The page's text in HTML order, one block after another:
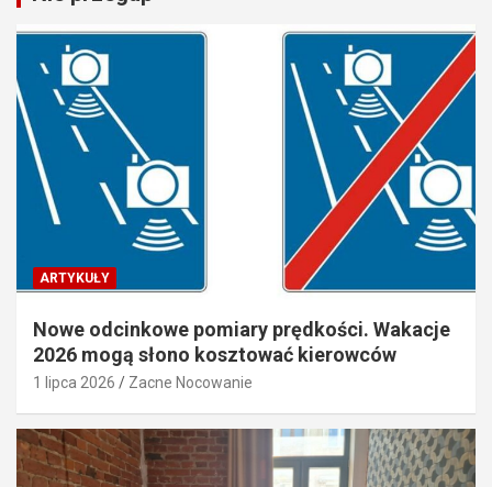
ARTYKUŁY
Nowe odcinkowe pomiary prędkości. Wakacje
2026 mogą słono kosztować kierowców
1 lipca 2026 Zacne Nocowanie